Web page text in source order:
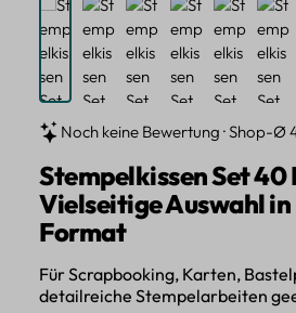
Noch keine Bewertung · Shop-Ø
Stempelkissen Set 40
Vielseitige Auswahl
Format
Für Scrapbooking, Karten,
detailreiche Stempelarbeiten